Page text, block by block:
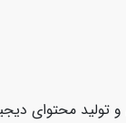
محتوای